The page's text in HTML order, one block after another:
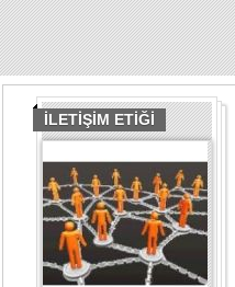
İLETİŞİM ETİĞİ